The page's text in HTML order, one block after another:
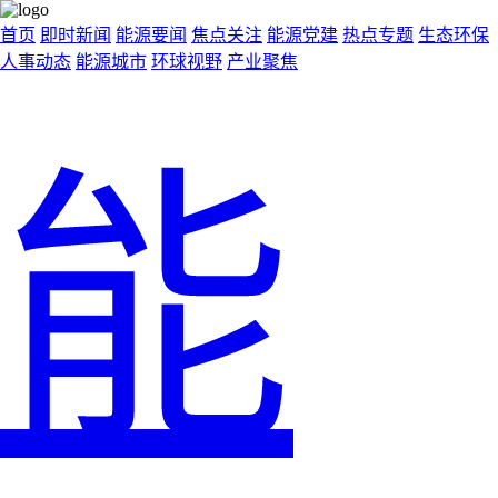
首页 即时新闻 能源要闻 焦点关注 能源党建 热点专题 生态环保
人事动态 能源城市 环球视野 产业聚焦
能